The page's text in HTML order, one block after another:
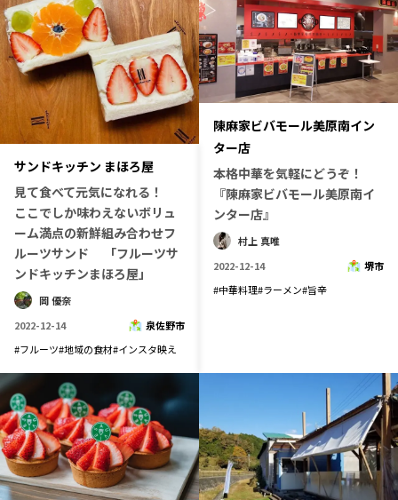
MILCプロジェクト
選出企業特別対談
Localist
SDGsの先駆者
イベント
飲食店
地域豆知識
Sporkle
「人」から探す
記事ライター アンバサダー
お問い合わせ
サンドキッチン まほろ屋
見て食べて元気になれる！
ここでしか味わえないボリュ
ーム満点の新鮮組み合わせフ
ルーツサンド 「フルーツサ
ンドキッチンまほろ屋」
岡 優奈
2022-12-14
泉佐野市
#フルーツ#地域の食材#インスタ映え
陳麻家ビバモール美原南イン
ター店
本格中華を気軽にどうぞ！
『陳麻家ビバモール美原南イ
ンター店』
村上 真唯
2022-12-14
堺市
#中華料理#ラーメン#旨辛